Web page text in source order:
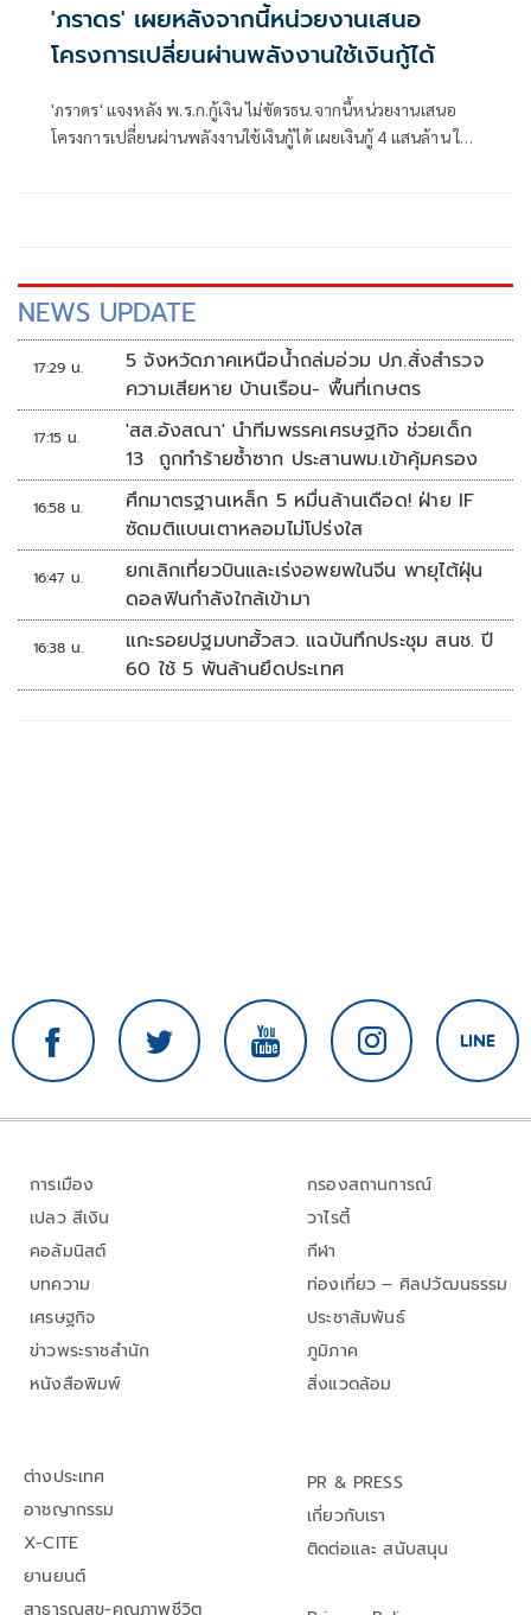
'ภราดร' เผยหลังจากนี้หน่วยงานเสนอ
โครงการเปลี่ยนผ่านพลังงานใช้เงินกู้ได้
'ภราดร' แจงหลัง พ.ร.ก.กู้เงิน ไม่ขัดรธน.จากนี้หน่วยงานเสนอ
โครงการเปลี่ยนผ่านพลังงานใช้เงินกู้ได้ เผยเงินกู้ 4 แสนล้าน ใช้
NEWS UPDATE
17:29 น.
5 จังหวัดภาคเหนือน้ำถล่มอ่วม ปภ.สั่งสำรวจ
ความเสียหาย บ้านเรือน- พื้นที่เกษตร
17:15 น.
'สส.อังสณา' นำทีมพรรคเศรษฐกิจ ช่วยเด็ก
13 ถูกทำร้ายซ้ำซาก ประสานพม.เข้าคุ้มครอง
16:58 น.
ศึกมาตรฐานเหล็ก 5 หมื่นล้านเดือด! ฝ่าย IF
ซัดมติแบนเตาหลอมไม่โปร่งใส
16:47 น.
ยกเลิกเที่ยวบินและเร่งอพยพในจีน พายุไต้ฝุ่น
ดอลฟินกำลังใกล้เข้ามา
16:38 น.
แกะรอยปฐมบทฮั้วสว. แฉบันทึกประชุม สนช. ปี
60 ใช้ 5 พันล้านยึดประเทศ
การเมือง
เปลว สีเงิน
คอลัมนิสต์
บทความ
เศรษฐกิจ
ข่าวพระราชสำนัก
หนังสือพิมพ์
กรองสถานการณ์
วาไรตี้
กีฬา
ท่องเที่ยว – ศิลปวัฒนธรรม
ประชาสัมพันธ์
ภูมิภาค
สิ่งแวดล้อม
ต่างประเทศ
อาชญากรรม
X-CITE
ยานยนต์
สาธารณสุข-คุณภาพชีวิต
PR & PRESS
เกี่ยวกับเรา
ติดต่อและ สนับสนุน